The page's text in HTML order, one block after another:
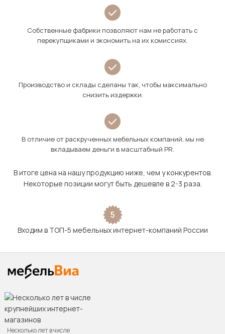
Собственные фабрики позволяют нам не работать с
перекупщиками и экономить на их комиссиях.
Производство и склады сделаны так, чтобы максимально
снизить издержки.
В отличие от раскрученных мебельных компаний, мы не
вкладываем деньги в масштабный PR.
В итоге цена на нашу продукцию ниже, чем у конкурентов.
Некоторые позиции могут быть дешевле в 2-3 раза.
5
Входим в ТОП-5 мебельных интернет-компаний России
Несколько лет в числе